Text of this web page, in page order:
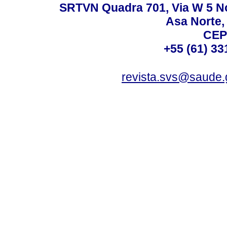
SRTVN Quadra 701, Via W 5
Asa
+55 (61)